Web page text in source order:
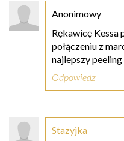
Anonimowy
Rękawicę Kessa
połączeniu z
najlepszy
Odpowiedz
Stazyjka